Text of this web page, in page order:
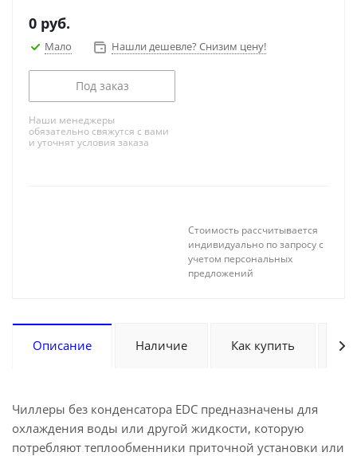
0 руб.
Мало Нашли дешевле? Снизим цену!
Под заказ
Наши менеджеры
обязательно свяжутся с вами
и уточнят условия заказа
Стоимость рассчитывается
индивидуально по запросу с
учетом персональных
предложений
Описание Наличие Как купить
Чиллеры без конденсатора EDC предназначены для
охлаждения воды или другой жидкости, которую
потребляют теплообменники приточной установки или